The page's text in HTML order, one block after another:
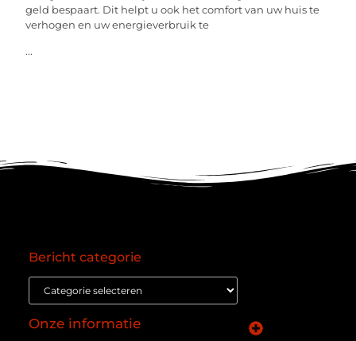
geld bespaart. Dit helpt u ook het comfort van uw huis te
verhogen en uw energieverbruik te
...
Onze informatie
Bericht categorie